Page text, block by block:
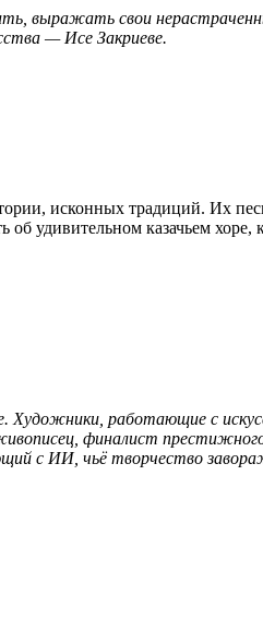
выражать свои
— Исе Закриеве.
исконных традиций. Их
удивительном казачьем
Художники, работающие с
финалист
с ИИ, чьё творчество